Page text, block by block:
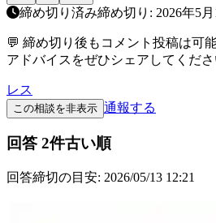
締め切り済み締め切り: 2026年5月
💬 締め切り後もコメント投稿は可
アドバイスをぜひシェアしてくださ
レス
この相談を非表示 通報する
回答 2件古い順
回答締切の目安: 2026/05/13 12:21